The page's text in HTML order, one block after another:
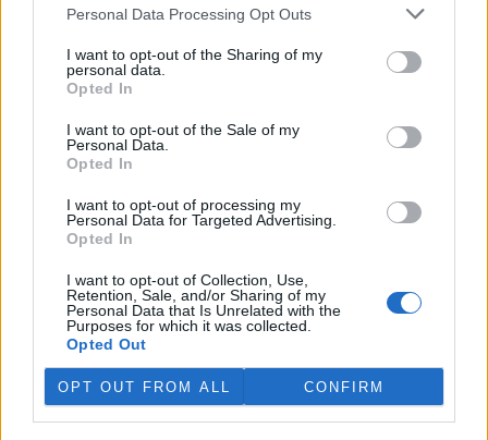
Personal Data Processing Opt Outs
I want to opt-out of the Sharing of my
personal data.
Opted In
I want to opt-out of the Sale of my
Personal Data.
Opted In
I want to opt-out of processing my
Personal Data for Targeted Advertising.
Opted In
I want to opt-out of Collection, Use,
Retention, Sale, and/or Sharing of my
Personal Data that Is Unrelated with the
Purposes for which it was collected.
Opted Out
OPT OUT FROM ALL CONFIRM
Další informace |